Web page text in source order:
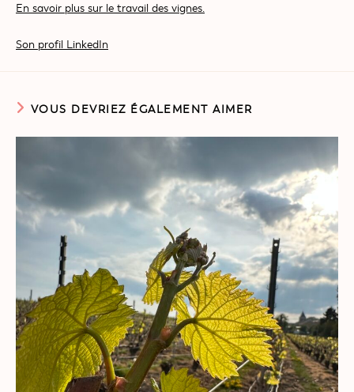
En savoir plus sur le travail des vignes.
Son profil LinkedIn
VOUS DEVRIEZ ÉGALEMENT AIMER